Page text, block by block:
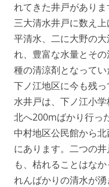
れてきた井戸があり
三大清水井戸に数え
平清水、二に大野の
れ、豊富な水量とそ
種の清涼剤となってい
下ノ江地区に今も残
水井戸は、下ノ江小学
北へ200mばかり行っ
中村地区公民館から
にあります。二つの
も、枯れることはな
れんばかりの清水が湧